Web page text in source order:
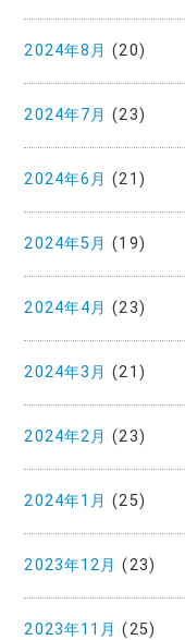
2024年8月 (20)
2024年7月 (23)
2024年6月 (21)
2024年5月 (19)
2024年4月 (23)
2024年3月 (21)
2024年2月 (23)
2024年1月 (25)
2023年12月 (23)
2023年11月 (25)